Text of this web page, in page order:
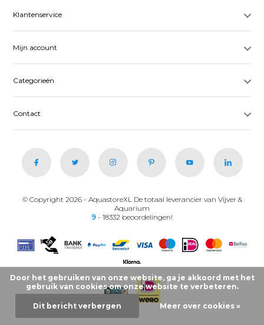
Klantenservice
Mijn account
Categorieën
Contact
© Copyright 2026 - AquastoreXL De totaal leverancier van Vijver &
Aquarium
9 - 18332 beoordelingen!
Door het gebruiken van onze website, ga je akkoord met het
gebruik van cookies om onze website te verbeteren.
Dit bericht verbergen Meer over cookies »